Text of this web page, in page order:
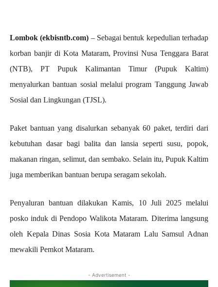
Lombok (ekbisntb.com) – Sebagai bentuk kepedulian terhadap
korban banjir di Kota Mataram, Provinsi Nusa Tenggara Barat
(NTB), PT Pupuk Kalimantan Timur (Pupuk Kaltim)
menyalurkan bantuan sosial melalui program Tanggung Jawab
Sosial dan Lingkungan (TJSL).
Paket bantuan yang disalurkan sebanyak 60 paket, terdiri dari
kebutuhan dasar bagi balita dan lansia seperti susu, popok,
makanan ringan, selimut, dan sembako. Selain itu, Pupuk Kaltim
juga memberikan bantuan berupa seragam sekolah.
Penyaluran bantuan dilakukan Kamis, 10 Juli 2025 melalui
posko induk di Pendopo Walikota Mataram. Diterima langsung
oleh Kepala Dinas Sosia Kota Mataram Lalu Samsul Adnan
mewakili Pemkot Mataram.
- Advertisement -